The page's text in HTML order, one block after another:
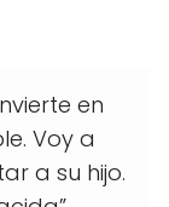
en
Voy a
a su hijo.